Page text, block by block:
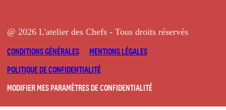
@ 2026 L'atelier des Chefs - Tous droits réservés
CONDITIONS GÉNÉRALES
MENTIONS LÉGALES
POLITIQUE DE CONFIDENTIALITÉ
MODIFIER MES PARAMÈTRES DE CONFIDENTIALITÉ